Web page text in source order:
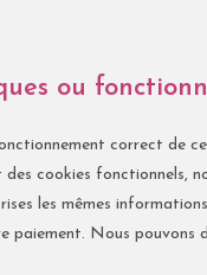
ou
correct de
cookies fonctionnels,
les mêmes
paiement. Nous pouvons